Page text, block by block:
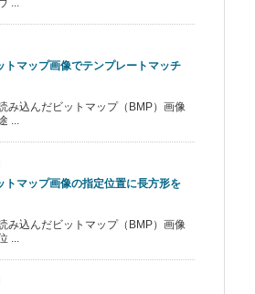
...
トマップ画像でテンプレートマッチ
み込んだビットマップ（BMP）画像
...
トマップ画像の指定位置に長方形を
み込んだビットマップ（BMP）画像
...